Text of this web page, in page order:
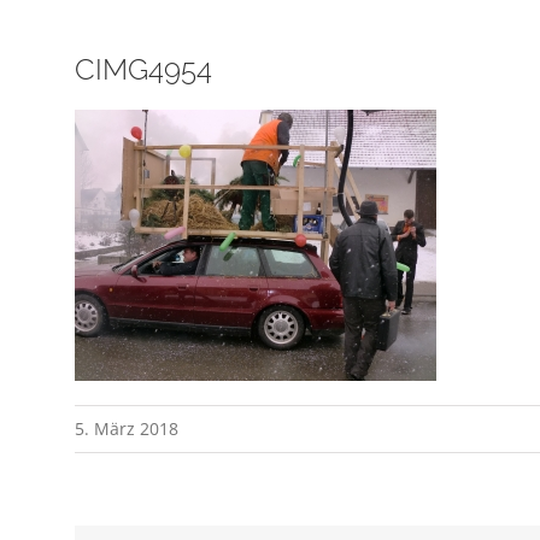
CIMG4954
5. März 2018